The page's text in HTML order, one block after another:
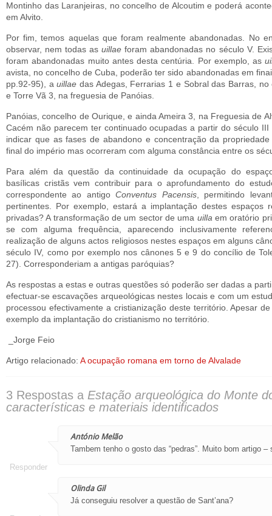
Montinho das Laranjeiras, no concelho de Alcoutim e poderá
em Alvito.
Por fim, temos aquelas que foram realmente abandonadas. No
observar, nem todas asuillaeforam abandonadas no século V.
foram abandonadas muito antes desta centúria. Por exemplo, as
avista, no concelho de Cuba, poderão ter sido abandonadas em
pp.92-95), auillaedas Adegas, Ferrarias 1 e Sobral das Barras,
e Torre Vã 3, na freguesia de Pa­nóias.
Pa­nóias, concelho de Ourique, e ainda Ameira 3, na Freguesia de
Cacém não parecem ter continuado ocupadas a partir do século
indicar que as fases de abandono e concen­tração da
final do império mas ocorreram com alguma constância entre os
Para além da questão da continuidade da ocupação do
basílicas cristãs vem con­tribuir para o aprofundamento do
correspondente ao antigoConventus Pacensis, per­mitindo
pertinentes. Por exemplo, estará a implantação destes espaços
privadas? A transformação de um sector de uma uillaem oratório
se com alguma frequência, aparecendo inclusivamente
realização de alguns actos religiosos nestes espaços em alguns
século IV, como por exemplo nos cânones 5 e 9 do concílio de
27). Corresponderiam a antigas paróquias?
As respostas a estas e outras questões só poderão ser da­das a
efectuar-se esca­vações arqueológicas nestes locais e com um
processou efectivamente a cristiani­zação deste território. Apesar
exemplo da implantação do cristianismo no território.
_Jorge Feio
Artigo relacionado: A ocupação romana em torno de Alvalade
3 Respostas a Estação arqueológica do Monte
características e materiais identificados
António Melão
Tambem tenho o gosto das “pedras”. Muito bom artigo –
Responder
Olinda Gil
Já conseguiu resolver a questão de Sant’ana?